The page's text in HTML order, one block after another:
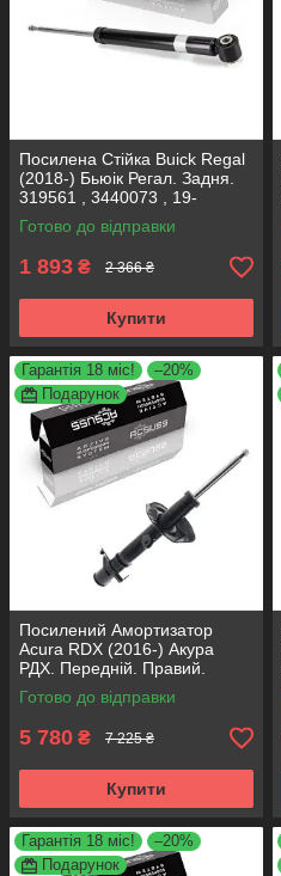
Посилена Стійка Buick Regal
(2018-) Бьюік Регал. Задня.
319561 , 3440073 , 19-
280615. KOREA Аксусс!
Готово до відправки
1 893 ₴ 2 366 ₴
Купити
Гарантія 18 міс!
–20%
Подарунок
Посилений Амортизатор
Acura RDX (2016-) Акура
РДХ. Передній. Правий.
3340164. KOREA Аксусс!
Готово до відправки
5 780 ₴ 7 225 ₴
Купити
Гарантія 18 міс!
–20%
Подарунок